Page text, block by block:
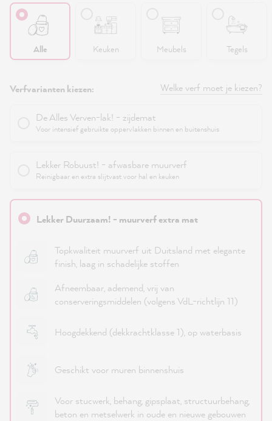
Alle Keuken Meubels Tegels
Verfvarianten kiezen: Welke verf moet je kiezen?
De Alles Verven-lak! - zijdemat
Voor intensief gebruikte oppervlakken binnen en buitenshuis
Lekker Robuust! - afwasbare muurverf
Reinigbaar en extra slijtvast voor hal en keuken
Lekker Duurzaam! - muurverf extra mat
Topkwaliteit muurverf uit Duitsland met elegante
finish, laag in schadelijke stoffen
Afneembaar, ademend, vrij van
conserveringsmiddelen (volgens VdL-richtlijn 11)
Hoogdekkend (dekkrachtklasse 1), op waterbasis
Geschikt voor muren binnenshuis
Voor stucwerk, behang, gipsplaat, structuurbehang,
beton en metselwerk in oude en nieuwe gebouwen